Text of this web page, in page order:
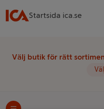
Startsida ica.se
Välj butik för rätt